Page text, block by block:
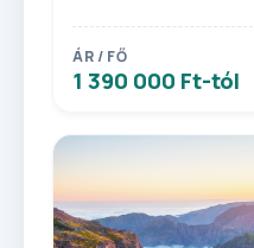
ÁR / FŐ
1 390 000 Ft-tól